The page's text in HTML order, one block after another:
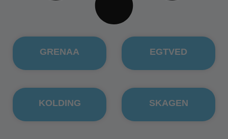
GRENAA EGTVED
KOLDING SKAGEN